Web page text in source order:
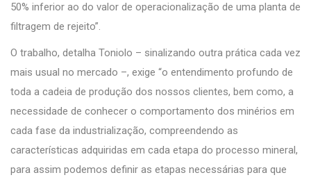
50% inferior ao do valor de operacionalização de uma planta de
filtragem de rejeito”.
O trabalho, detalha Toniolo – sinalizando outra prática cada vez
mais usual no mercado –, exige “o entendimento profundo de
toda a cadeia de produção dos nossos clientes, bem como, a
necessidade de conhecer o comportamento dos minérios em
cada fase da industrialização, compreendendo as
características adquiridas em cada etapa do processo mineral,
para assim podemos definir as etapas necessárias para que